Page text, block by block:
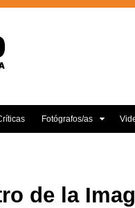
Fotógrafos/as
de la